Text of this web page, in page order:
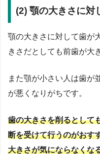
(2) 顎の大きさに対
顎の大きさに対して歯が
きさだとしても前歯が大
また顎が小さい人は歯が
が悪くなりがちです。
歯の大きさを削るとして
断を受けて行うのがおす
大きさが気にならなくな